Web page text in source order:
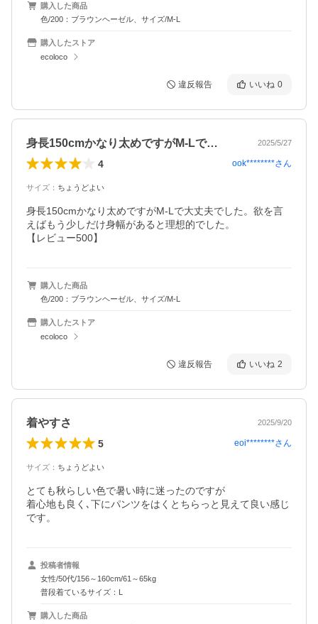
購入した商品
色/200：ブラウンヘーゼル、サイズ/M-L
購入したストア
ecoloco
違反報告 いいね 0
身長150cmかなり太めですがM-Lで… 2025/5/27
4 ook********さん
サイズ ： ちょうどよい
身長150cmかなり太めですがM-Lで大丈夫でした。欲を言
えばもう少しだけ身幅があると理想的でした。
【レビュー500】
購入した商品
色/200：ブラウンヘーゼル、サイズ/M-L
購入したストア
ecoloco
違反報告 いいね 2
着やすさ 2025/9/20
5 eoi********さん
サイズ ： ちょうどよい
とても秋らしい色で暑い時に迷ったのですが
着心地も良く､下にパンツをはくとちらっと見えて良い感じ
です。
投稿者情報
女性/50代/156～160cm/61～65kg
普段着ているサイズ：L
購入した商品